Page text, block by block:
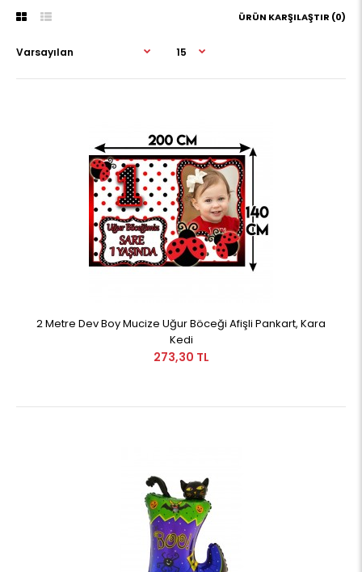
ÜRÜN KARŞILAŞTIR (0)
2 Metre Dev Boy Mucize Uğur Böceği Afişli Pankart, Kara
Kedi
273,30 TL